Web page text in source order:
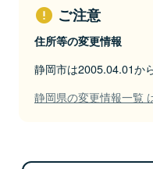
ご注意
住所等の変更情報
静岡市は2005.04.01か
静岡県の変更情報一覧